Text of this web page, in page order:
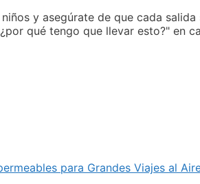
y asegúrate de que cada
qué tengo que llevar esto?" en
para Grandes Viajes al